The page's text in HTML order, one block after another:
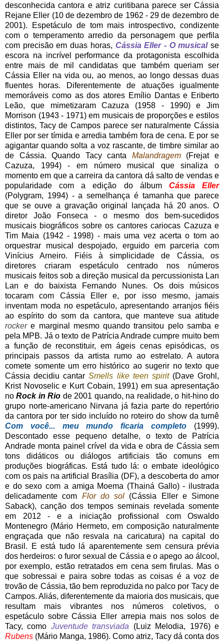
desconhecida cantora e atriz curitibana parece ser Cássia
Rejane Eller (10 de dezembro de 1962 - 29 de dezembro de
2001). Espetáculo de tom mais introspectivo, condizente
com o temperamento arredio da personagem que perfila
com precisão em duas horas, Cássia Eller - O musicalse
escora na incrível performance da protagonista escolhida
entre mais de mil candidatas que também queriam ser
Cássia Eller na vida ou, ao menos, ao longo dessas duas
fluentes horas. Diferentemente de atuações igualmente
memoráveis como as dos atores Emílio Dantas e Eriberto
Leão, que mimetizaram Cazuza (1958 - 1990) e Jim
Morrison (1943 - 1971) em musicais de proporções e estilos
distintos, Tacy de Campos parece ser naturalmente Cássia
Eller por ser tímida e arredia também fora de cena. E por se
agigantar quando solta a voz rascante, de timbre similar ao
de Cássia. Quando Tacy canta Malandragem (Frejat e
Cazuza, 1994) - em número musical que sinaliza o
momento em que a carreira da cantora dá salto de vendas e
popularidade com a edição do álbum Cássia Eller
(Polygram, 1994) - a semelhança é tamanha que parece
que se ouve a gravação original lançada há 20 anos. O
diretor João Fonseca - o mesmo dos bem-sucedidos
musicais biográficos sobre os cantores cariocas Cazuza e
Tim Maia (1942 - 1998) - mais uma vez acerta o tom ao
orquestrar musical despojado, erguido em parceria com
Vinícius Arneiro. Fiéis à simplicidade de Cássia, os
diretores criaram espetáculo centrado nos números
musicais feitos sob a direção musical da percussionista Lan
Lan e do baixista Fernando Nunes. Os dois músicos
tocaram com Cássia Eller e, por isso mesmo, jamais
inventam moda no espetáculo, apresentando arranjos fiéis
ao espírito do som da cantora, que manteve sua atitude
rockere marginal mesmo quando transitou pelo samba e
pela MPB. Já o texto de Patrícia Andrade cumpre muito bem
a função de reconstituir, em ágeis cenas episódicas, os
principais passos da artista rumo ao estrelato. A autora
comete somente um erro histórico ao sugerir no texto que
Cássia decidiu cantarSmells like teen spirit(Dave Grohl,
Krist Novoselic e Kurt Cobain, 1991) em sua apresentação
noRock in Rio de 2001 quando, na realidade, o hit-hino do
grupo norte-americano Nirvana já fazia parte do repertório
da cantora por ter sido incluído no roteiro do show da turnê
Com você... meu mundo ficaria completo (1999).
Descontado esse pequeno detalhe, o texto de Patrícia
Andrade monta painel crível da vida e obra de Cássia sem
tons didáticos ou diálogos artificiais tão comuns em
produções biográficas. Está tudo lá: o embate ideológico
com os pais na artificial Brasília (DF), a descoberta do amor
e do sexo com a amiga Moema (Thainá Gallo) - ilustrada
delicadamente com Flor do sol (Cássia Eller e Simone
Saback), canção dos tempos seminais revelada somente
em 2012 - e a iniciação profissional com Oswaldo
Montenegro (Mário Hermeto, em composição naturalmente
engraçada que não resvala na caricatura) na capital do
Brasil. E está tudo lá aparentemente sem censura prévia
dos herdeiros: o furor sexual de Cássia e o apego ao álcool,
por exemplo, estão retratados em cena sem firulas. Mas o
que sobressai e paira sobre todas as coisas é a voz de
trovão de Cássia, tão bem reproduzida no palco por Tacy de
Campos. Aliás, diferentemente da maioria dos musicais, que
resultam mais vibrantes nos números coletivos, o
espetáculo sobre Cássia Eller arrepia mais nos solos de
Tacy, como Juventude transviada (Luiz Melodia, 1976) e
Rubens (Mário Manga, 1986). Como atriz, Tacy dá conta dos